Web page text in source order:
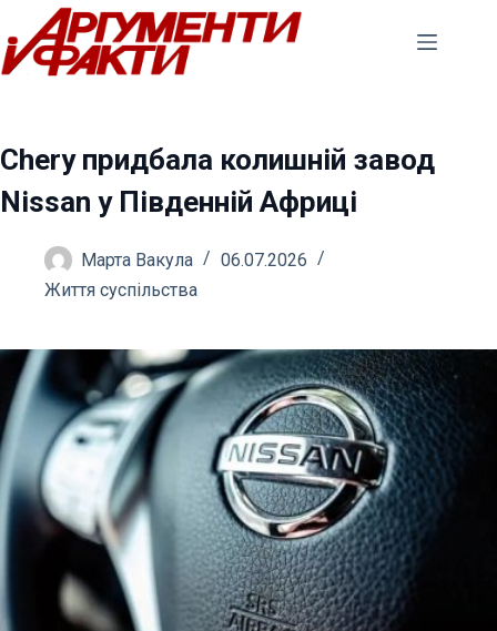
Перейти
до
вмісту
Chery придбала колишній завод
Nissan у Південній Африці
Марта Вакула
06.07.2026
Життя суспільства